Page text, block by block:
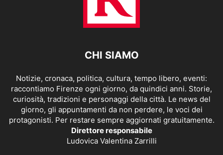
CHI SIAMO
Notizie, cronaca, politica, cultura, tempo libero, eventi:
raccontiamo Firenze ogni giorno, da quindici anni. Storie,
curiosità, tradizioni e personaggi della città. Le news del
giorno, gli appuntamenti da non perdere, le voci dei
protagonisti. Per restare sempre aggiornati gratuitamente.
Direttore responsabile
Ludovica Valentina Zarrilli